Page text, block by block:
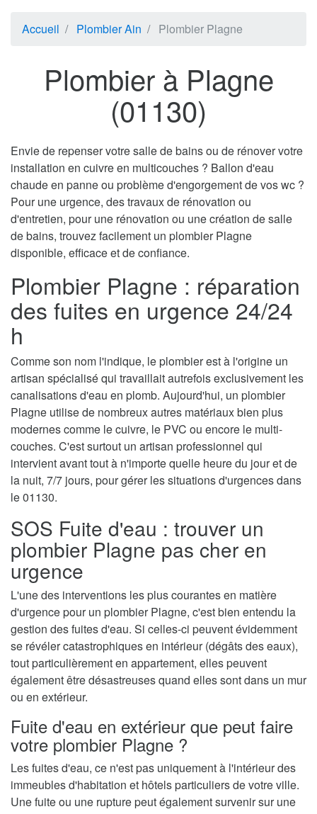
Accueil Plombier Ain Plombier Plagne
Plombier à Plagne
(01130)
Envie de repenser votre salle de bains ou de rénover votre
installation en cuivre en multicouches ? Ballon d'eau
chaude en panne ou problème d'engorgement de vos wc ?
Pour une urgence, des travaux de rénovation ou
d'entretien, pour une rénovation ou une création de salle
de bains, trouvez facilement un plombier Plagne
disponible, efficace et de confiance.
Plombier Plagne : réparation
des fuites en urgence 24/24
h
Comme son nom l'indique, le plombier est à l'origine un
artisan spécialisé qui travaillait autrefois exclusivement les
canalisations d'eau en plomb. Aujourd'hui, un plombier
Plagne utilise de nombreux autres matériaux bien plus
modernes comme le cuivre, le PVC ou encore le multi-
couches. C'est surtout un artisan professionnel qui
intervient avant tout à n'importe quelle heure du jour et de
la nuit, 7/7 jours, pour gérer les situations d'urgences dans
le 01130.
SOS Fuite d'eau : trouver un
plombier Plagne pas cher en
urgence
L'une des interventions les plus courantes en matière
d'urgence pour un plombier Plagne, c'est bien entendu la
gestion des fuites d'eau. Si celles-ci peuvent évidemment
se révéler catastrophiques en intérieur (dégâts des eaux),
tout particulièrement en appartement, elles peuvent
également être désastreuses quand elles sont dans un mur
ou en extérieur.
Fuite d'eau en extérieur que peut faire
votre plombier Plagne ?
Les fuites d'eau, ce n'est pas uniquement à l'intérieur des
immeubles d'habitation et hôtels particuliers de votre ville.
Une fuite ou une rupture peut également survenir sur une